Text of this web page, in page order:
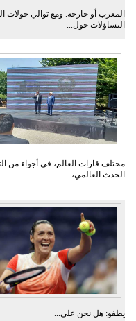
المغرب أو خارجه. ومع توالي جولات
التساؤلات حول...
مختلف قارات العالم، في أجواء من
الحدث العالمي،...
يطفو: هل نحن على...